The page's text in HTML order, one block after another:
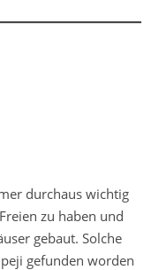
durchaus wichtig
zu haben und
gebaut. Solche
gefunden worden